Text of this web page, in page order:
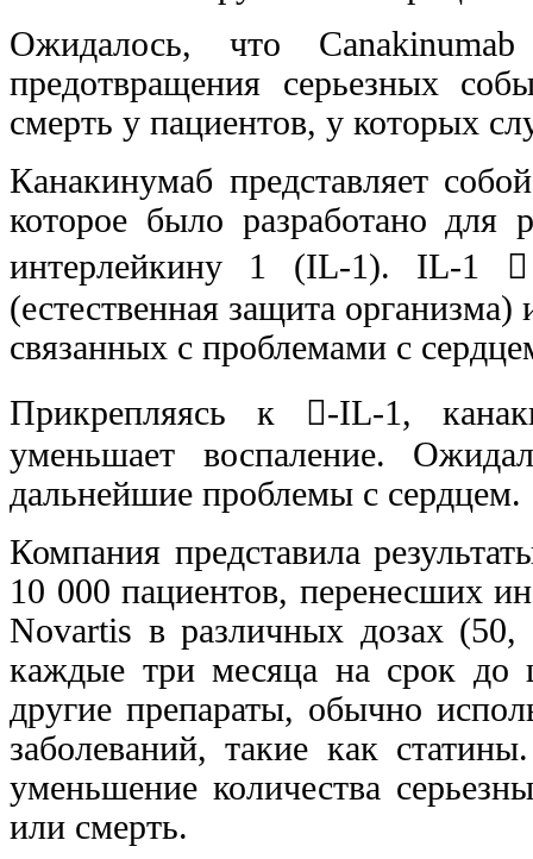
Ожидалось, что
предотвращения серьезных
смерть у пациентов, у которых
Канакинумаб представляет
которое было разработано для
интерлейкину 1 (IL-1). IL-1 
(естественная защита
связанных с проблемами с
Прикрепляясь к -IL-1,
уменьшает воспаление.
дальнейшие проблемы с сердцем.
Компания представила
10 000 пациентов, перенесших
Novartis в различных дозах
каждые три месяца на срок до
другие препараты, обычно
заболеваний, такие как
уменьшение количества
или смерть.